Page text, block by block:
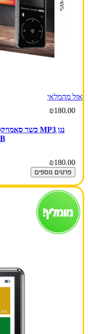
אזל מהמלאי
₪180.00
₪180.00
פרטים נוספים